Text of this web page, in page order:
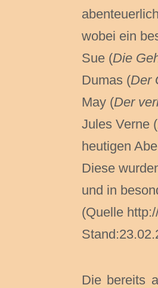
wobei ein
Sue (Die
Dumas (Der
May (Der
Jules Verne (
heutigen
Diese
und in
(Quelle
Die bereits